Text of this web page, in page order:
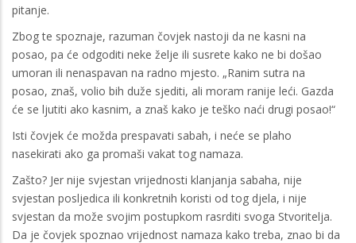
pitanje.
Zbog te spoznaje, razuman čovjek nastoji da ne kasni na
posao, pa će odgoditi neke želje ili susrete kako ne bi došao
umoran ili nenaspavan na radno mjesto. „Ranim sutra na
posao, znaš, volio bih duže sjediti, ali moram ranije leći. Gazda
će se ljutiti ako kasnim, a znaš kako je teško naći drugi posao!“
Isti čovjek će možda prespavati sabah, i neće se plaho
nasekirati ako ga promaši vakat tog namaza.
Zašto? Jer nije svjestan vrijednosti klanjanja sabaha, nije
svjestan posljedica ili konkretnih koristi od tog djela, i nije
svjestan da može svojim postupkom rasrditi svoga Stvoritelja.
Da je čovjek spoznao vrijednost namaza kako treba, znao bi da